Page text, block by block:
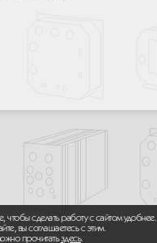
чтобы сделать работу с сайтом удобнее.
вы соглашаетесь с этим.
прочитатьздесь.